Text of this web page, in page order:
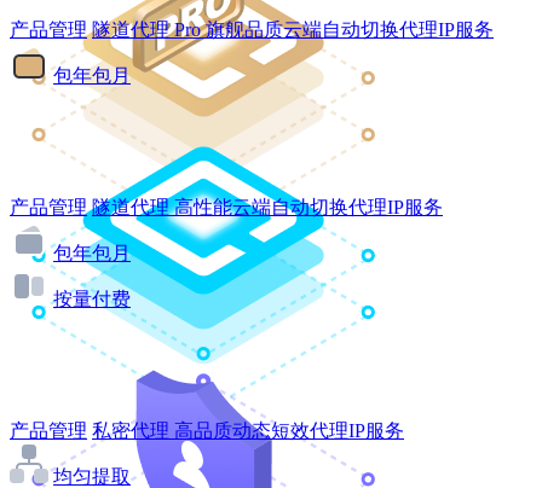
产品管理 隧道代理Pro 旗舰品质云端自动切换代理IP服务
包年包月
产品管理 隧道代理 高性能云端自动切换代理IP服务
包年包月
按量付费
产品管理 私密代理 高品质动态短效代理IP服务
均匀提取